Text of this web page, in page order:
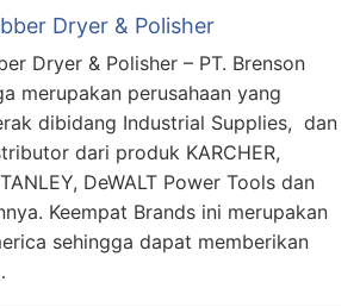
Dryer & Polisher
Dryer & Polisher – PT. Brenson
merupakan perusahaan yang
dibidang Industrial Supplies, dan
dari produk KARCHER,
DeWALT Power Tools dan
Keempat Brands ini merupakan
sehingga dapat memberikan